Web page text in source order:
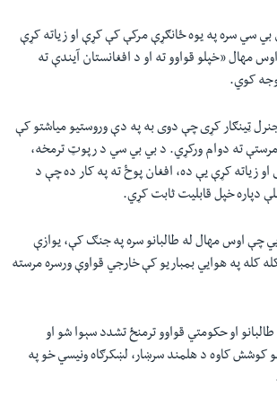
بي سي سره په یوه ځانګړې مرکې کې کړې او زیاته کړې
مهال «خپلو قواوو ته او د افغانستان آیندې ته
کوي.
ټینګار کړی چې دوی به په دې وروستیو میاشتو کې
ته دوام ورکړي. د بي بي سي د رپوټ ترمخه،
زیاته کړې یې ده، افغان پوځ ته په کار ده چې د
دپاره خپل قابلیت ثابت کړي.
چې اوس مهال له طالبانو سره په جنګ کې، یوازې
کله په هوایي بمباریو کې خارجي قواوې ورسره مرسته
او حکومتي قواوو ترمنځ تشدد سېوا شو او
کوشش کاوه د هلمند سرښار، لښکرګاه ونیسي خو په